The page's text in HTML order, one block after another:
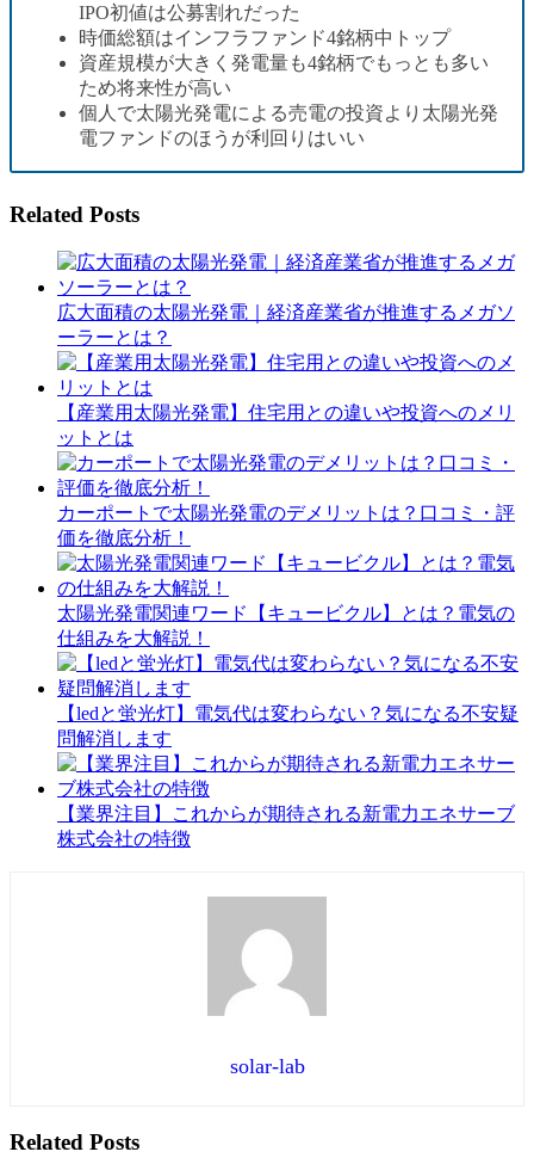
IPO初値は公募割れだった
時価総額はインフラファンド4銘柄中トップ
資産規模が大きく発電量も4銘柄でもっとも多い
ため将来性が高い
個人で太陽光発電による売電の投資より太陽光発
電ファンドのほうが利回りはいい
Related Posts
広大面積の太陽光発電｜経済産業省が推進するメガソ
ーラーとは？
【産業用太陽光発電】住宅用との違いや投資へのメリ
ットとは
カーポートで太陽光発電のデメリットは？口コミ・評
価を徹底分析！
太陽光発電関連ワード【キュービクル】とは？電気の
仕組みを大解説！
【ledと蛍光灯】電気代は変わらない？気になる不安疑
問解消します
【業界注目】これからが期待される新電力エネサーブ
株式会社の特徴
solar-lab
Related Posts